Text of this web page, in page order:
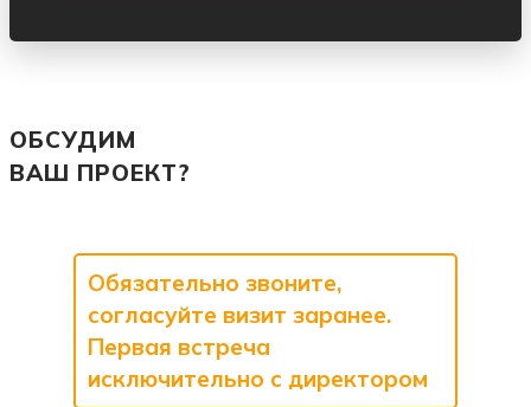
ОБСУДИМ
ВАШ ПРОЕКТ?
Обязательно звоните,
согласуйте визит заранее.
Первая встреча
исключительно с директором